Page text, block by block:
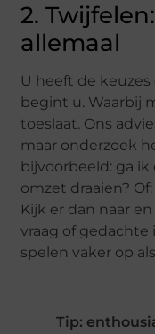
2.
allemaal
U heeft de
begint u. Waarbij
toeslaat. Ons
maar onderzoek
bijvoorbeeld: ga ik
omzet draaien?
Kijk er dan naar
vraag of gedachte
spelen vaker op
Tip: